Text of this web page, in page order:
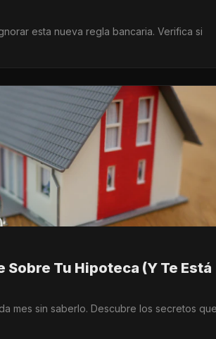
esta nueva regla bancaria. Verifica si
Sobre Tu Hipoteca (Y Te Está
mes sin saberlo. Descubre los secretos